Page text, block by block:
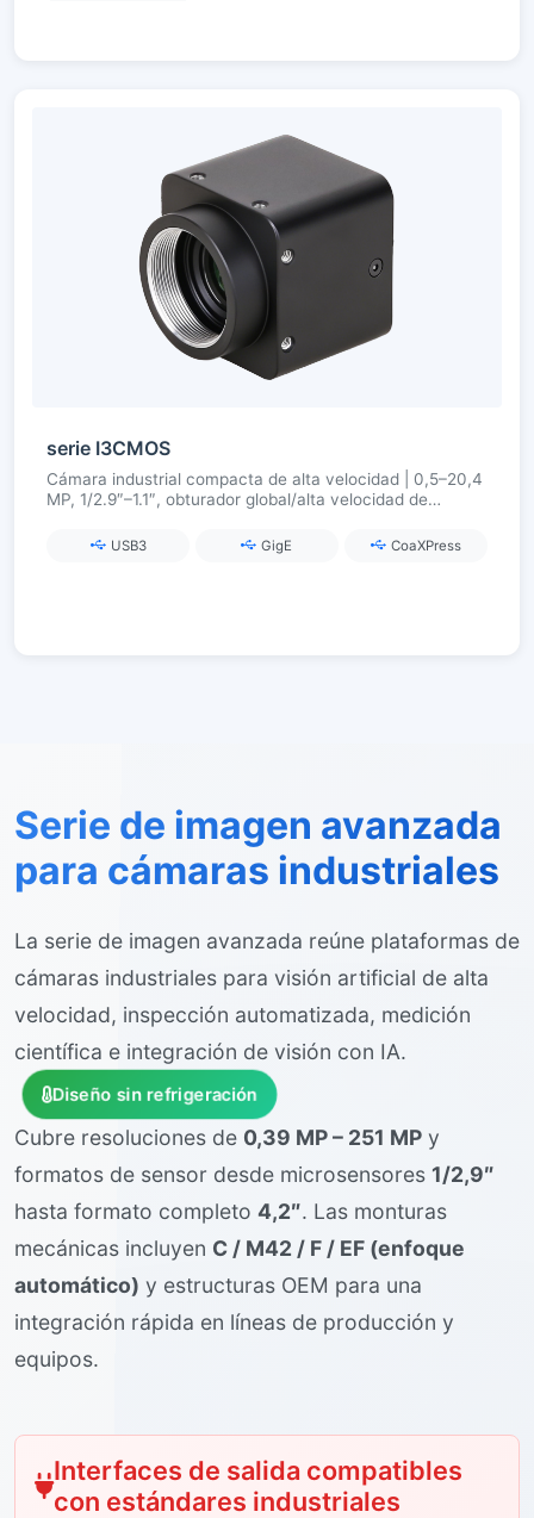
serie I3CMOS
Cámara industrial compacta de alta velocidad | 0,5–20,4
MP, 1/2.9″–1.1″, obturador global/alta velocidad de
USB3 GigE CoaXPress
Serie de imagen avanzada
para cámaras industriales
La serie de imagen avanzada reúne plataformas de
cámaras industriales para visión artificial de alta
velocidad, inspección automatizada, medición
científica e integración de visión con IA.
Diseño sin refrigeración
Cubre resoluciones de 0,39 MP – 251 MP y
formatos de sensor desde microsensores 1/2,9″
hasta formato completo 4,2″. Las monturas
mecánicas incluyen C / M42 / F / EF (enfoque
automático) y estructuras OEM para una
integración rápida en líneas de producción y
equipos.
Interfaces de salida compatibles
con estándares industriales